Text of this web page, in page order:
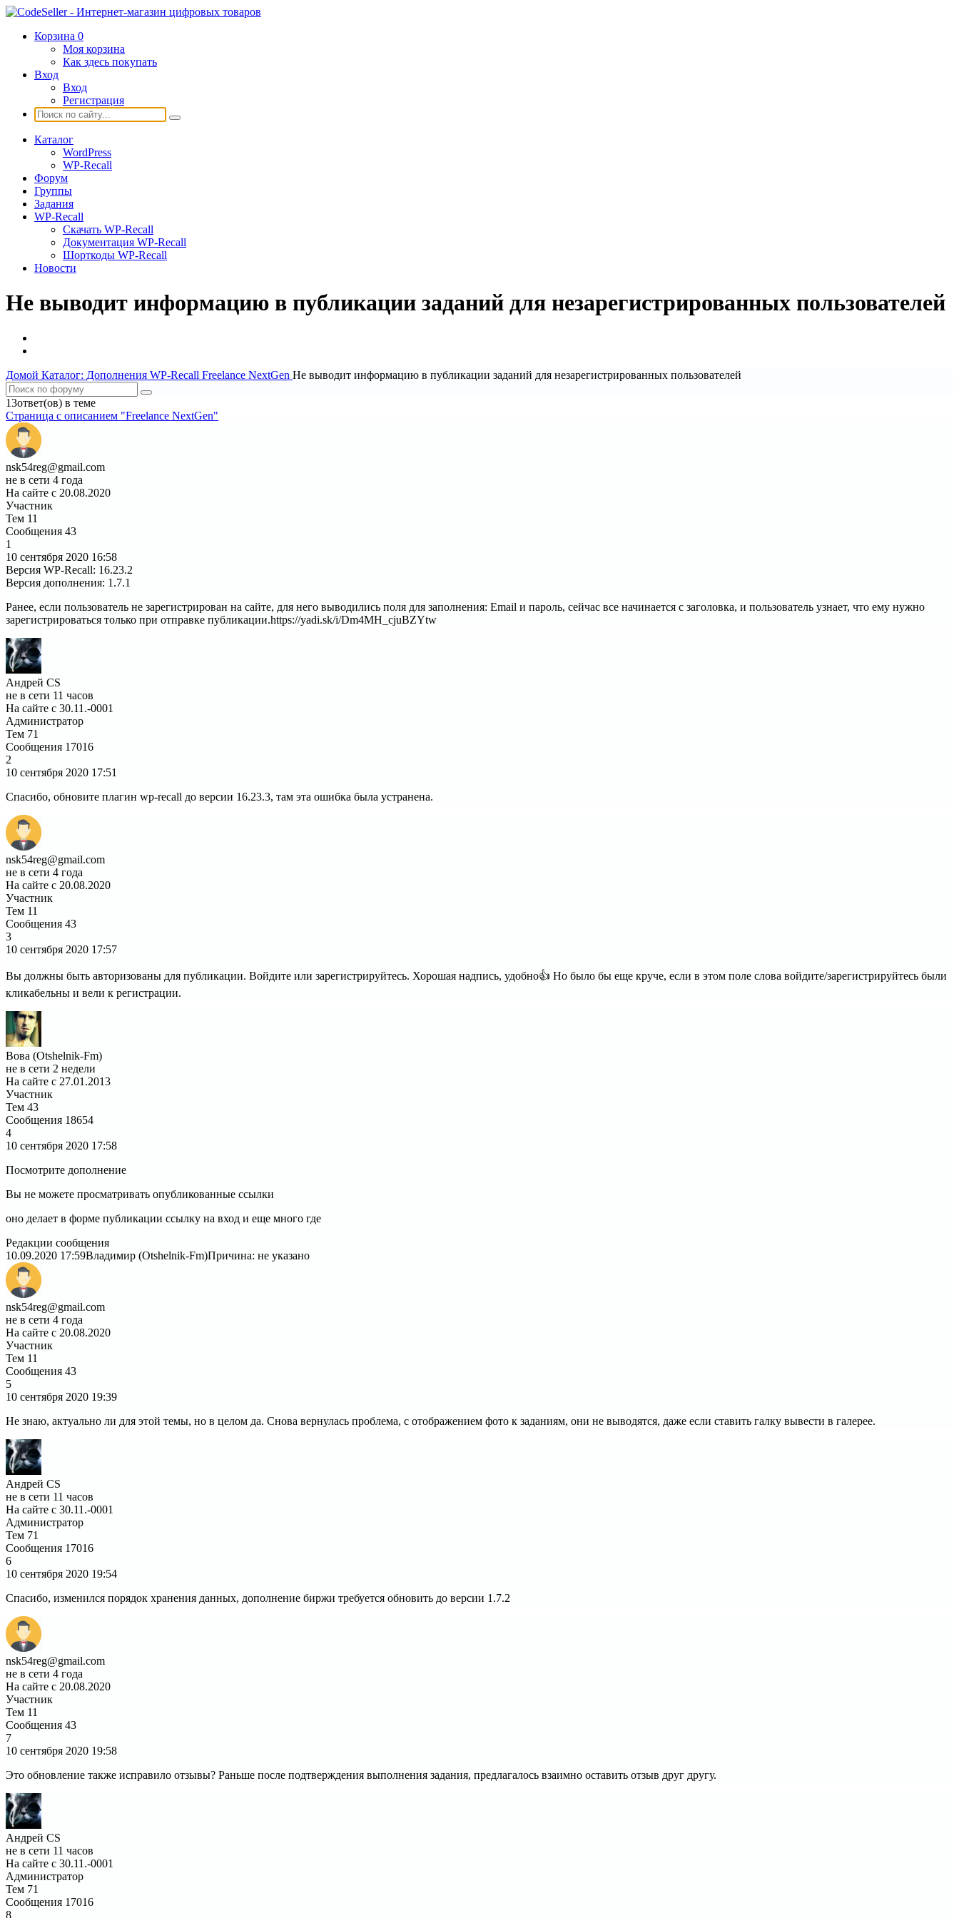
Корзина 0
Моя корзина
Как здесь покупать
Вход
Вход
Регистрация
Каталог
WordPress
WP-Recall
Форум
Группы
Задания
WP-Recall
Скачать WP-Recall
Документация WP-Recall
Шорткоды WP-Recall
Новости
Не выводит информацию в публикации заданий для незарегистрированных пользователей
Домой Каталог: Дополнения WP-Recall Freelance NextGen Не выводит информацию в публикации заданий для незарегистрированных пользователей
13ответ(ов) в теме
Страница c описанием "Freelance NextGen"
nsk54reg@gmail.com
не в сети 4 года
На сайте с 20.08.2020
Участник
Тем 11
Сообщения 43
1
10 сентября 2020 16:58
Версия WP-Recall: 16.23.2
Версия дополнения: 1.7.1
Ранее, если пользователь не зарегистрирован на сайте, для него выводились поля для заполнения: Email и пароль, сейчас все начинается с заголовка, и пользователь узнает, что ему нужно
зарегистрироваться только при отправке публикации.https://yadi.sk/i/Dm4MH_cjuBZYtw
Андрей CS
не в сети 11 часов
На сайте с 30.11.-0001
Администратор
Тем 71
Сообщения 17016
2
10 сентября 2020 17:51
Спасибо, обновите плагин wp-recall до версии 16.23.3, там эта ошибка была устранена.
nsk54reg@gmail.com
не в сети 4 года
На сайте с 20.08.2020
Участник
Тем 11
Сообщения 43
3
10 сентября 2020 17:57
Вы должны быть авторизованы для публикации. Войдите или зарегистрируйтесь. Хорошая надпись, удобно👍 Но было бы еще круче, если в этом поле слова войдите/зарегистрируйтесь были
кликабельны и вели к регистрации.
Вова (Otshelnik-Fm)
не в сети 2 недели
На сайте с 27.01.2013
Участник
Тем 43
Сообщения 18654
4
10 сентября 2020 17:58
Посмотрите дополнение
Вы не можете просматривать опубликованные ссылки
оно делает в форме публикации ссылку на вход и еще много где
Редакции сообщения
10.09.2020 17:59Владимир (Otshelnik-Fm)Причина: не указано
nsk54reg@gmail.com
не в сети 4 года
На сайте с 20.08.2020
Участник
Тем 11
Сообщения 43
5
10 сентября 2020 19:39
Не знаю, актуально ли для этой темы, но в целом да. Снова вернулась проблема, с отображением фото к заданиям, они не выводятся, даже если ставить галку вывести в галерее.
Андрей CS
не в сети 11 часов
На сайте с 30.11.-0001
Администратор
Тем 71
Сообщения 17016
6
10 сентября 2020 19:54
Спасибо, изменился порядок хранения данных, дополнение биржи требуется обновить до версии 1.7.2
nsk54reg@gmail.com
не в сети 4 года
На сайте с 20.08.2020
Участник
Тем 11
Сообщения 43
7
10 сентября 2020 19:58
Это обновление также исправило отзывы? Раньше после подтверждения выполнения задания, предлагалось взаимно оставить отзыв друг другу.
Андрей CS
не в сети 11 часов
На сайте с 30.11.-0001
Администратор
Тем 71
Сообщения 17016
8